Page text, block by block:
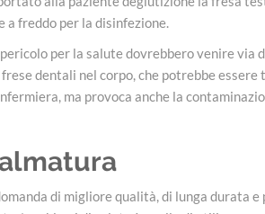
a freddo per la disinfezione.
per la salute dovrebbero venire via
dentali nel corpo, che potrebbe
ma provoca anche la
di migliore qualità, di lunga durata